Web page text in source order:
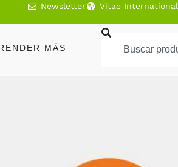
Newsletter Vitae International
MÁS